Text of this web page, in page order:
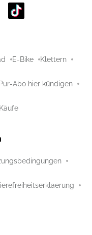
E-Bike Klettern
Pur-Abo hier kündigen